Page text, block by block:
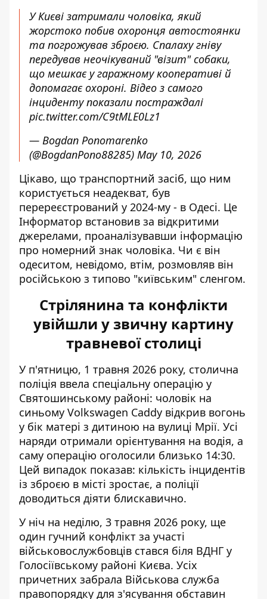
У Києві затримали чоловіка, який
жорстоко побив охоронця автостоянки
та погрожував зброєю. Спалаху гніву
передував неочікуваний "візит" собаки,
що мешкає у гаражному кооперативі й
допомагає охороні. Відео з самого
інциденту показали постраждалі
pic.twitter.com/C9tMLE0Lz1
— Bogdan Ponomarenko
(@BogdanPono88285) May 10, 2026
Цікаво, що транспортний засіб, що ним
користується неадекват, був
перереєстрований у 2024-му - в Одесі. Це
Інформатор встановив за відкритими
джерелами, проаналізувавши інформацію
про номерний знак чоловіка. Чи є він
одеситом, невідомо, втім, розмовляв він
російською з типово "київським" сленгом.
Стрілянина та конфлікти
увійшли у звичну картину
травневої столиці
У п'ятницю, 1 травня 2026 року, столична
поліція ввела спеціальну операцію у
Святошинському районі: чоловік на
синьому Volkswagen Caddy відкрив вогонь
у бік матері з дитиною на вулиці Мрії. Усі
наряди отримали орієнтування на водія, а
саму операцію оголосили близько 14:30.
Цей випадок показав: кількість інцидентів
із зброєю в місті зростає, а поліції
доводиться діяти блискавично.
У ніч на неділю, 3 травня 2026 року, ще
один гучний конфлікт за участі
військовослужбовців стався біля ВДНГ у
Голосіївському районі Києва. Усіх
причетних забрала Військова служба
правопорядку для з'ясування обставин